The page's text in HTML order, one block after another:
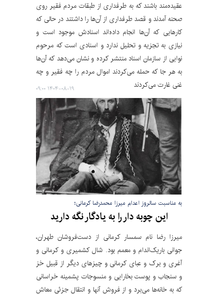
عقیده‌مند باشند که به طرفداری از طبقات مردم فقیر روی
صحنه آمدند و قصد طرفداری از آن‌ها را داشتند در حالی که
کارهایی که آن‌ها انجام داده‌اند اسنادش موجود است و
نیازی به تجزیه و تحلیل ندارد و اسنادی است که مرحوم
نوایی از سازمان اسناد منتشر کرده و نشان می‌دهد که آن‌ها
به هر جا که حمله می‌کردند اموال مردم را چه فقیر و چه
غنی غارت می‌کردند
۱۴۰۴-۰۸-۱۹ ۰۹:۰۰
به مناسبت سالروز اعدام میرزا محمدرضا کرمانی؛
این چوبه دار را به یادگار نگه دارید
میرزا رضا نام سمسار کرمانی از دست‌فروشان طهران،
جوانی باریک‌اندام و معمم بود. شال کشمیری و کرمانی و
آغری و برک و عبای کرمانی و چیزهای دیگر از قبیل خز
و سنجاب و پوست بخارایی و منسوجات پشمینه خراسانی
که به خانه‌ها می‌برد و از فروش آنها و انتقال جزئی معاش